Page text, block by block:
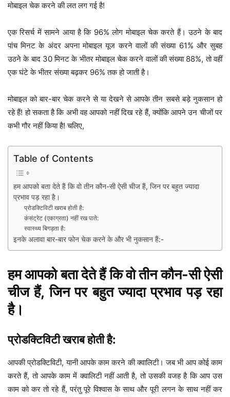
मोबाइल चेक करने की लत लग गई है!
एक रिसर्च में सामने आया है कि 96% लोग मोबाइल चेक करते हैं। उठने के बाद
पांच मिनट के अंदर अपना मोबाइल यूज करने वालों की संख्या 61% और सुबह
उठने के बाद 30 मिनट के भीतर मोबाइल चेक करने वालों की संख्या 88%, तो वहीं
एक घंटे के भीतर संख्या बढ़कर 96% तक हो जाती है।
मोबाइल को बार-बार चेक करने से या देखने से आपके तीन सबसे बड़े नुकसान हो
रहे हैं! हो सकता है कि अभी वह आपको नहीं दिख रहे हैं, क्योंकि आपने उन चीजों पर
कभी गौर नहीं किया है! चलिए,
Table of Contents
हम आपको बता देते हैं कि वो तीन कौन-सी ऐसी चीज हैं, जिन पर बहुत ज्यादा
प्रभाव पड़ रहा है।
प्रोडक्टिविटी खराब होती है:
कंसंट्रेट (एकाग्रता) नहीं रख पाते:
स्वास्थ्य बिगड़ता है:
इनके अलावा बार-बार फोन चेक करने के और भी नुकसान हैं:-
हम आपको बता देते हैं कि वो तीन कौन-सी ऐसी
चीज हैं, जिन पर बहुत ज्यादा प्रभाव पड़ रहा
है।
प्रोडक्टिविटी खराब होती है:
आपकी प्रोडक्टिविटी, यानी आपके काम करने की क्वालिटी। जब भी आप कोई काम
करते हैं, तो आपके काम में क्वालिटी नहीं आती है, तो उसकी वजह है कि आप उस
काम को कर तो रहे हैं, परंतु पूरे विश्वास के साथ और पूरी लगन के साथ नहीं कर